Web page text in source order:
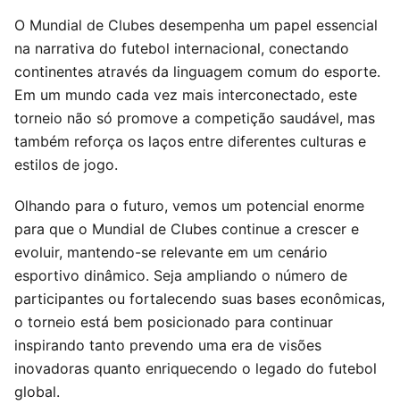
O Mundial de Clubes desempenha um papel essencial
na narrativa do futebol internacional, conectando
continentes através da linguagem comum do esporte.
Em um mundo cada vez mais interconectado, este
torneio não só promove a competição saudável, mas
também reforça os laços entre diferentes culturas e
estilos de jogo.
Olhando para o futuro, vemos um potencial enorme
para que o Mundial de Clubes continue a crescer e
evoluir, mantendo-se relevante em um cenário
esportivo dinâmico. Seja ampliando o número de
participantes ou fortalecendo suas bases econômicas,
o torneio está bem posicionado para continuar
inspirando tanto prevendo uma era de visões
inovadoras quanto enriquecendo o legado do futebol
global.